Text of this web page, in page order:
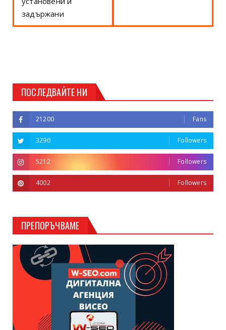
задържани
ПОСЛЕДВАЙТЕ НИ
21200 Fans
3290 Followers
5212 Followers
4002 Followers
ПРЕПОРЪЧВАМЕ